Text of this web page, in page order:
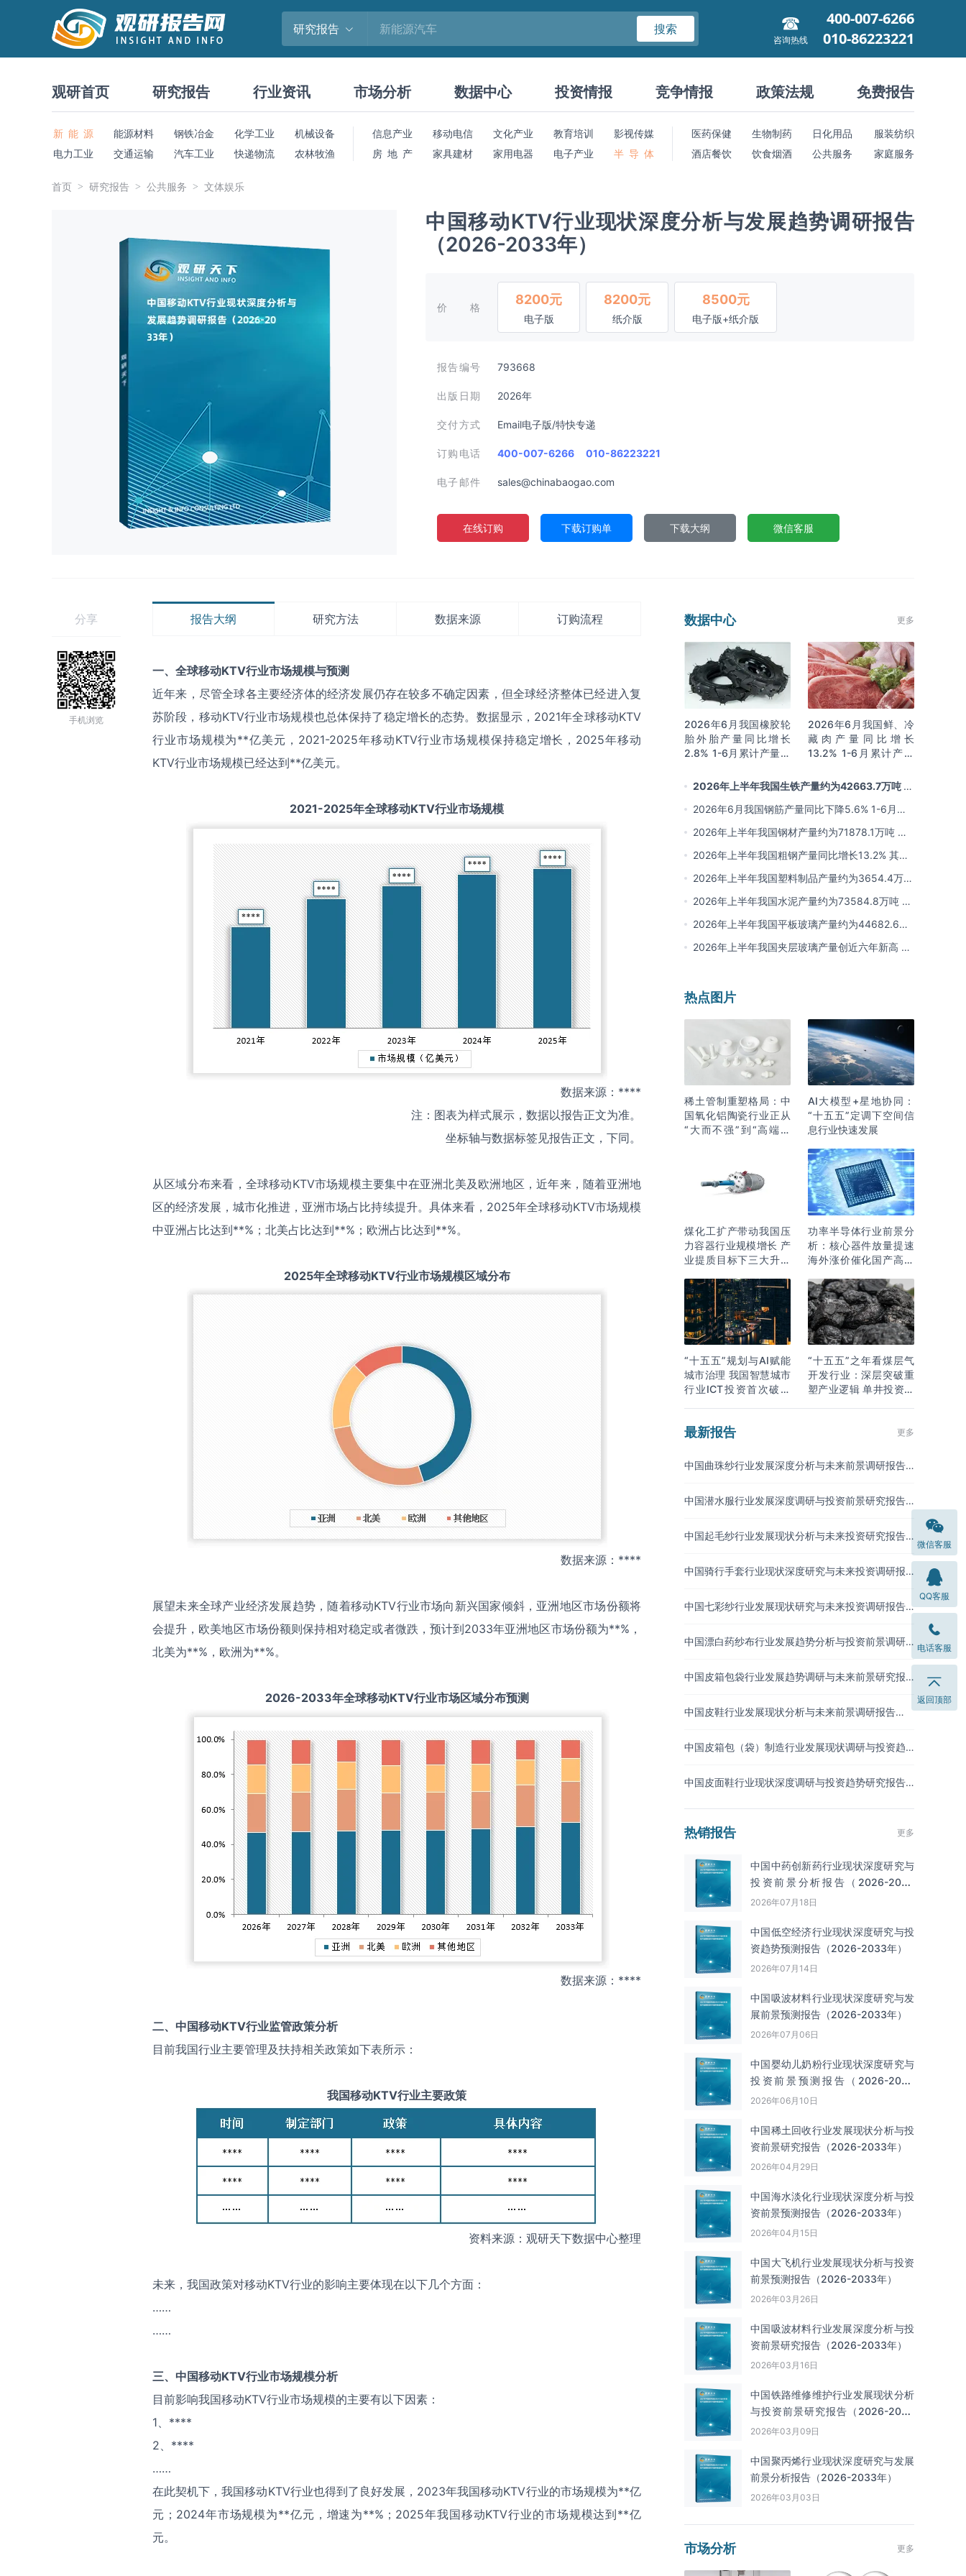
研究报告 搜索
咨询热线
400-007-6266
010-86223221
观研首页 研究报告 行业资讯 市场分析 数据中心 投资情报 竞争情报 政策法规 免费报告
新 能 源 能源材料 钢铁冶金 化学工业
机械设备
电力工业
交通运输 汽车工业 快递物流 农林牧渔
信息产业 移动电信 文化产业 教育培训
影视传媒
房 地 产
家具建材 家用电器 电子产业 半 导 体
医药保健 生物制药 日化用品
服装纺织
酒店餐饮
饮食烟酒 公共服务 家庭服务
首页 研究报告 公共服务 文体娱乐
中国移动KTV行业现状深度分析与发展趋势调研报告
（2026-2033年）
价格
8200元
电子版
8200元
纸介版
8500元
电子版+纸介版
报告编号 793668
出版日期 2026年
交付方式 Email电子版/特快专递
订购电话 400-007-6266 010-86223221
电子邮件 sales@chinabaogao.com
在线订购 下载订购单 下载大纲 微信客服
分享
手机浏览
报告大纲 研究方法 数据来源 订购流程
一、全球移动KTV行业市场规模与预测
近年来，尽管全球各主要经济体的经济发展仍存在较多不确定因素，但全球经济整体已经进入复
苏阶段，移动KTV行业市场规模也总体保持了稳定增长的态势。数据显示，2021年全球移动KTV
行业市场规模为**亿美元，2021-2025年移动KTV行业市场规模保持稳定增长，2025年移动
KTV行业市场规模已经达到**亿美元。
2021-2025年全球移动KTV行业市场规模
数据来源：****
注：图表为样式展示，数据以报告正文为准。
坐标轴与数据标签见报告正文，下同。
从区域分布来看，全球移动KTV市场规模主要集中在亚洲北美及欧洲地区，近年来，随着亚洲地
区的经济发展，城市化推进，亚洲市场占比持续提升。具体来看，2025年全球移动KTV市场规模
中亚洲占比达到**%；北美占比达到**%；欧洲占比达到**%。
2025年全球移动KTV行业市场规模区域分布
数据来源：****
展望未来全球产业经济发展趋势，随着移动KTV行业市场向新兴国家倾斜，亚洲地区市场份额将
会提升，欧美地区市场份额则保持相对稳定或者微跌，预计到2033年亚洲地区市场份额为**%，
北美为**%，欧洲为**%。
2026-2033年全球移动KTV行业市场区域分布预测
数据来源：****
二、中国移动KTV行业监管政策分析
目前我国行业主要管理及扶持相关政策如下表所示：
我国移动KTV行业主要政策
资料来源：观研天下数据中心整理
未来，我国政策对移动KTV行业的影响主要体现在以下几个方面：
……
……
三、中国移动KTV行业市场规模分析
目前影响我国移动KTV行业市场规模的主要有以下因素：
1、****
2、****
……
在此契机下，我国移动KTV行业也得到了良好发展，2023年我国移动KTV行业的市场规模为**亿
元；2024年市场规模为**亿元，增速为**%；2025年我国移动KTV行业的市场规模达到**亿
元。
数据中心 更多
2026年6月我国橡胶轮
胎外胎产量同比增长
2.8% 1-6月累计产量同
2026年6月我国鲜、冷
藏肉产量同比增长
13.2% 1-6月累计产量
2026年上半年我国生铁产量约为42663.7万吨 同
比下降2.8% 其中河北产量占比22.7%排名第一
2026年6月我国钢筋产量同比下降5.6% 1-6月累
计产量同比下降10.7%
2026年上半年我国钢材产量约为71878.1万吨 同
比下降0.9% 其中河北以超亿吨产量排名第一
2026年上半年我国粗钢产量同比增长13.2% 其中
河北产量占比21.5%位居首位
2026年上半年我国塑料制品产量约为3654.4万吨
其中江苏、浙江产量分别占比18.9%、16.0%
2026年上半年我国水泥产量约为73584.8万吨 同
比下降8% 其中广东、浙江和安徽分别排名前三
2026年上半年我国平板玻璃产量约为44682.6万
重量箱 同比下降5.7% 其中河北产量最多 占比
2026年上半年我国夹层玻璃产量创近六年新高 约
热点图片
稀土管制重塑格局：中
国氧化铝陶瓷行业正从
“大而不强”到“高端突
AI大模型+星地协同：
“十五五”定调下空间信
息行业快速发展
煤化工扩产带动我国压
力容器行业规模增长 产
业提质目标下三大升级
功率半导体行业前景分
析：核心器件放量提速
海外涨价催化国产高端
“十五五”规划与AI赋能
城市治理 我国智慧城市
行业ICT投资首次破万
“十五五”之年看煤层气
开发行业：深层突破重
塑产业逻辑 单井投资成
最新报告 更多
中国曲珠纱行业发展深度分析与未来前景调研报告
中国潜水服行业发展深度调研与投资前景研究报告
中国起毛纱行业发展现状分析与未来投资研究报告
中国骑行手套行业现状深度研究与未来投资调研报
中国七彩纱行业发展现状研究与未来投资调研报告
中国漂白药纱布行业发展趋势分析与投资前景调研
中国皮箱包袋行业发展趋势调研与未来前景研究报
中国皮鞋行业发展现状分析与未来前景调研报告
中国皮箱包（袋）制造行业发展现状调研与投资趋
中国皮面鞋行业现状深度调研与投资趋势研究报告
热销报告 更多
中国中药创新药行业现状深度研究与
投资前景分析报告（2026-2033
年）
2026年07月18日
中国低空经济行业现状深度研究与投
资趋势预测报告（2026-2033年）
2026年07月14日
中国吸波材料‌‌‌行业现状深度研究与发
展前景预测报告（2026-2033年）
2026年07月06日
中国婴幼儿奶粉行业现状深度研究与
投资前景预测报告（2026-2033
年）
2026年06月10日
中国‌‌稀土回收‌‌行业发展现状分析与投
资前景研究报告（2026-2033年）
2026年04月29日
中国海水淡化行业现状深度分析与投
资前景预测报告（2026-2033年）
2026年04月15日
中国大飞机行业发展现状分析与投资
前景预测报告（2026-2033年）
2026年03月26日
中国吸波材料行业发展深度分析与投
资前景研究报告（2026-2033年）
2026年03月16日
中国铁路维修维护行业发展现状分析
与投资前景研究报告（2026-2033
年）
2026年03月09日
中国聚丙烯行业现状深度研究与发展
前景分析报告（2026-2033年）
2026年03月03日
市场分析 更多
微信客服
QQ客服
电话客服
返回顶部